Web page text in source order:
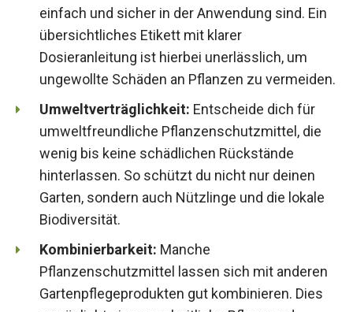
einfach und sicher in der Anwendung sind. Ein
übersichtliches Etikett mit klarer
Dosieranleitung ist hierbei unerlässlich, um
ungewollte Schäden an Pflanzen zu vermeiden.
Umweltverträglichkeit: Entscheide dich für
umweltfreundliche Pflanzenschutzmittel, die
wenig bis keine schädlichen Rückstände
hinterlassen. So schützt du nicht nur deinen
Garten, sondern auch Nützlinge und die lokale
Biodiversität.
Kombinierbarkeit: Manche
Pflanzenschutzmittel lassen sich mit anderen
Gartenpflegeprodukten gut kombinieren. Dies